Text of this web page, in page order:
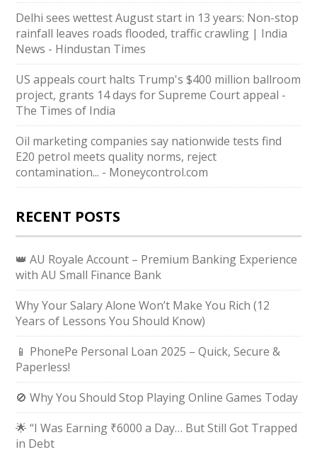
Delhi sees wettest August start in 13 years: Non-stop
rainfall leaves roads flooded, traffic crawling | India
News - Hindustan Times
US appeals court halts Trump's $400 million ballroom
project, grants 14 days for Supreme Court appeal -
The Times of India
Oil marketing companies say nationwide tests find
E20 petrol meets quality norms, reject
contamination... - Moneycontrol.com
RECENT POSTS
👑 AU Royale Account – Premium Banking Experience
with AU Small Finance Bank
Why Your Salary Alone Won’t Make You Rich (12
Years of Lessons You Should Know)
📱 PhonePe Personal Loan 2025 – Quick, Secure &
Paperless!
🚫 Why You Should Stop Playing Online Games Today
🌟 “I Was Earning ₹6000 a Day… But Still Got Trapped
in Debt